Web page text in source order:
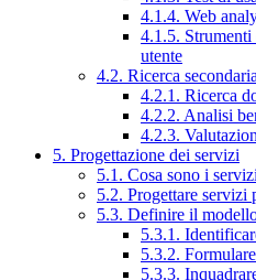
4.1.4. Web
4.1.5. Strumenti
utente
4.2. Ricerca secondaria
4.2.1. Ricerca
4.2.2. Analisi
4.2.3.
5. Progettazione dei servizi
5.1. Cosa sono i
5.2. Progettare
5.3. Definire il
5.3.1.
5.3.2.
5.3.3.